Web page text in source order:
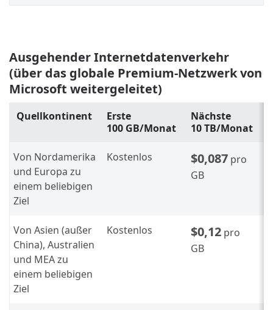
Ausgehender Internetdatenverkehr
(über das globale Premium-Netzwerk von
Microsoft weitergeleitet)
Quellkontinent
Erste
100 GB/Monat
Nächste
10 TB/Monat
Von Nordamerika
und Europa zu
einem beliebigen
Ziel
Kostenlos $0,087 pro
GB
Von Asien (außer
China), Australien
und MEA zu
einem beliebigen
Ziel
Kostenlos $0,12 pro
GB